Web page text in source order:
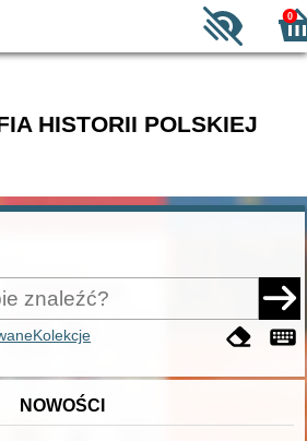
0
HISTORII POLSKIEJ
Kolekcje
NOWOŚCI